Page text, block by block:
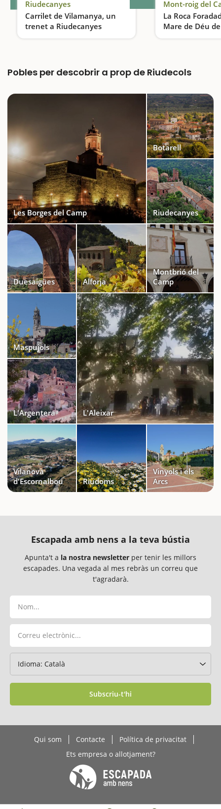
Riudecanyes
Carrilet de Vilamanya, un
trenet a Riudecanyes
Un trenet enmig de la natura
Mont-roig del
La Roca
Mare de Déu
Mont-roig del
Pobles per descobrir a prop de Riudecols
Les Borges del Camp
Botarell
Riudecanyes
Duesaigües Alforja
Montbrió del
Camp
Maspujols
L'Argentera L'Aleixar
Vilanova
d'Escornalbou
Riudoms
Vinyols i els
Arcs
Escapada amb nens a la teva bústia
Apunta't a la nostra newsletter per tenir les millors
escapades. Una vegada al mes rebràs un correu que
t'agradarà.
Subscriu-t'hi
Qui som Contacte
Política de privacitat
Ets empresa o allotjament?